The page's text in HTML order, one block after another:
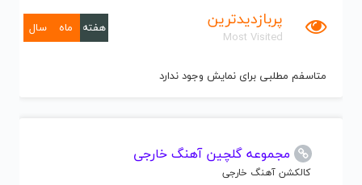
پربازدیدترین
Most Visited
هفته ماه سال
متاسفم مطلبی برای نمایش وجود ندارد
مجموعه گلچین آهنگ خارجی
کالکشن آهنگ خارجی